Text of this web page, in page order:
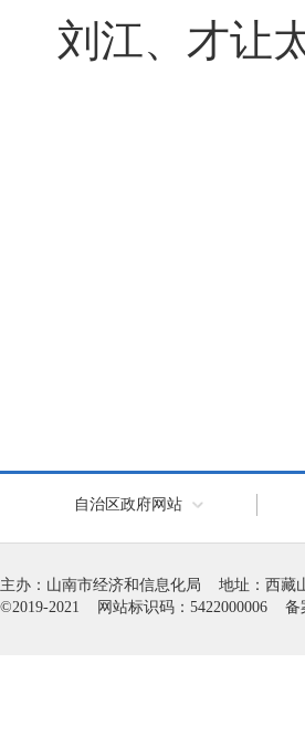
刘江、才让
自治区政府网站
主办：山南市经济和信息化局 地址：西藏
©2019-2021 网站标识码：5422000006 备